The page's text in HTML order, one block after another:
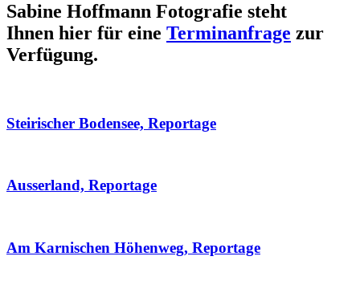
Sabine Hoffmann Fotografie steht
Ihnen hier für eine Terminanfrage zur
Verfügung.
Steirischer Bodensee, Reportage
Ausserland, Reportage
Am Karnischen Höhenweg, Reportage